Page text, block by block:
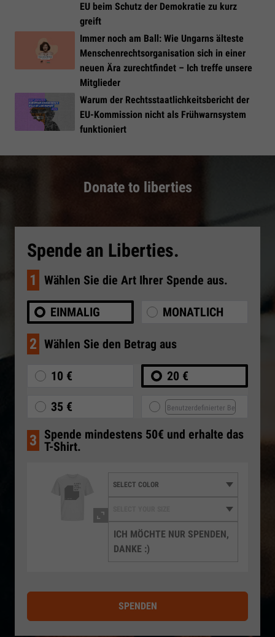
EU beim Schutz der Demokratie zu kurz
greift
Immer noch am Ball: Wie Ungarns älteste
Menschenrechtsorganisation sich in einer
neuen Ära zurechtfindet – Ich treffe unsere
Mitglieder
Warum der Rechtsstaatlichkeitsbericht der
EU-Kommission nicht als Frühwarnsystem
funktioniert
Donate to liberties
Spende an Liberties.
1 Wählen Sie die Art Ihrer Spende aus.
EINMALIG MONATLICH
2 Wählen Sie den Betrag aus
10 € 20 €
35 €
3 Spende mindestens 50€ und erhalte das
T-Shirt.
ICH MÖCHTE NUR SPENDEN,
DANKE :)
SPENDEN